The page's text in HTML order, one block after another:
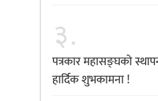
३.
पत्रकार महासङ्घको
हार्दिक शुभकामना !